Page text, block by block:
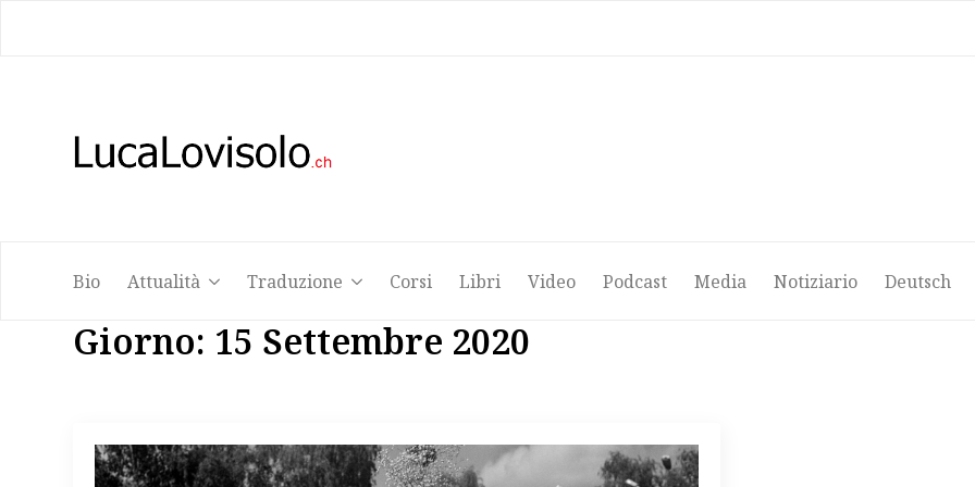
Bio Attualità Traduzione Corsi Libri Video Podcast Media Notiziario Deutsch
Giorno: 15 Settembre 2020